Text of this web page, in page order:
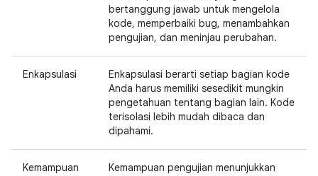
bertanggung jawab untuk mengelola
kode, memperbaiki bug, menambahkan
pengujian, dan meninjau perubahan.
Enkapsulasi
Enkapsulasi berarti setiap bagian kode
Anda harus memiliki sesedikit mungkin
pengetahuan tentang bagian lain. Kode
terisolasi lebih mudah dibaca dan
dipahami.
Kemampuan
Kemampuan pengujian menunjukkan